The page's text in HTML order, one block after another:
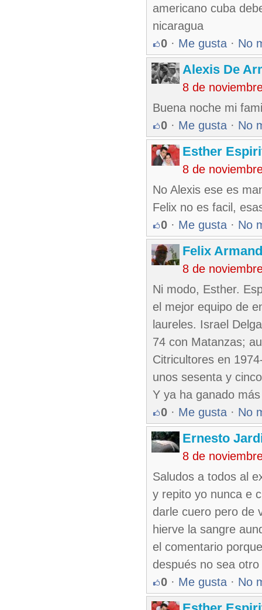
americano cuba
nicaragua
0 · Me gusta · No
Alexis De
8 de
Buena noche mi
0 · Me gusta · No
Esther
8 de
No Alexis ese es
Felix no es facil,
0 · Me gusta · No
Felix
8 de
Ni modo, Esther.
el mejor equipo de
laureles. Israel
74 con Matanzas;
Citricultores en
unos sesenta y
Y ya ha ganado
0 · Me gusta · No
Ernesto
8 de
Saludos a todos al
y repito yo nunca e
darle cuero pero de
hierve la sangre
el comentario
después no sea
0 · Me gusta · No